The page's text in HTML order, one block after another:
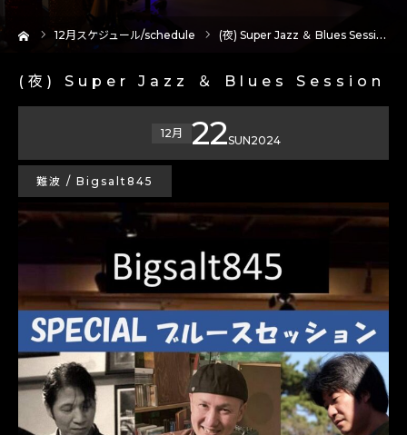
12月スケジュール/schedule (夜) Super Jazz ＆ Blues Session
(夜) Super Jazz ＆ Blues Session
12月 22SUN2024
難波 / Bigsalt845